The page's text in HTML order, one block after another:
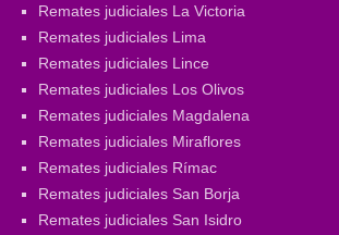
Remates judiciales La Victoria
Remates judiciales Lima
Remates judiciales Lince
Remates judiciales Los Olivos
Remates judiciales Magdalena
Remates judiciales Miraflores
Remates judiciales Rímac
Remates judiciales San Borja
Remates judiciales San Isidro